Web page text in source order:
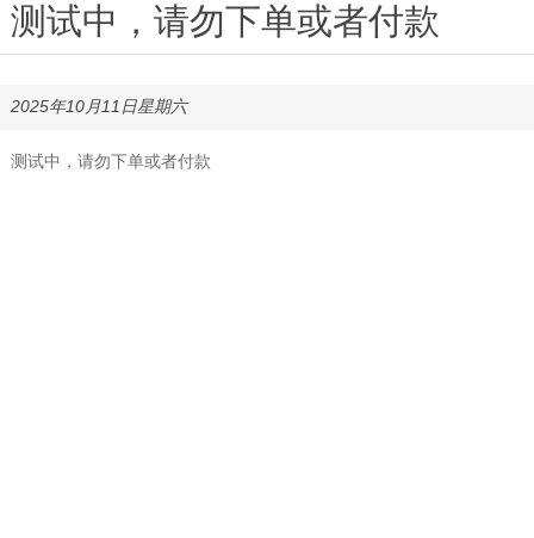
测试中，请勿下单或者付款
2025年10月11日星期六
测试中，请勿下单或者付款